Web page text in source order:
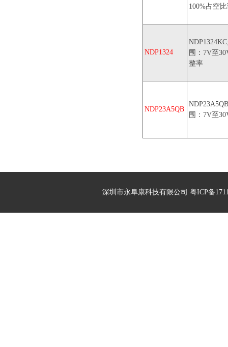
100%占空
NDP1324
围：7V至
整率
NDP23A5QB
围：7V至
深圳市永阜康科技有限公司 粤ICP备